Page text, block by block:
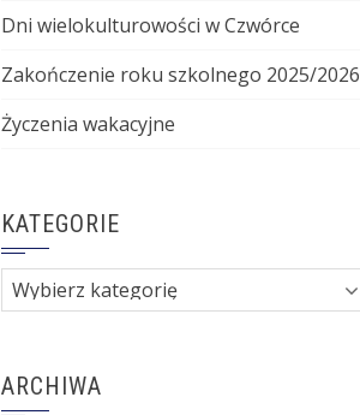
Dni wielokulturowości w Czwórce
Zakończenie roku szkolnego 2025/2026
Życzenia wakacyjne
KATEGORIE
Kategorie
ARCHIWA